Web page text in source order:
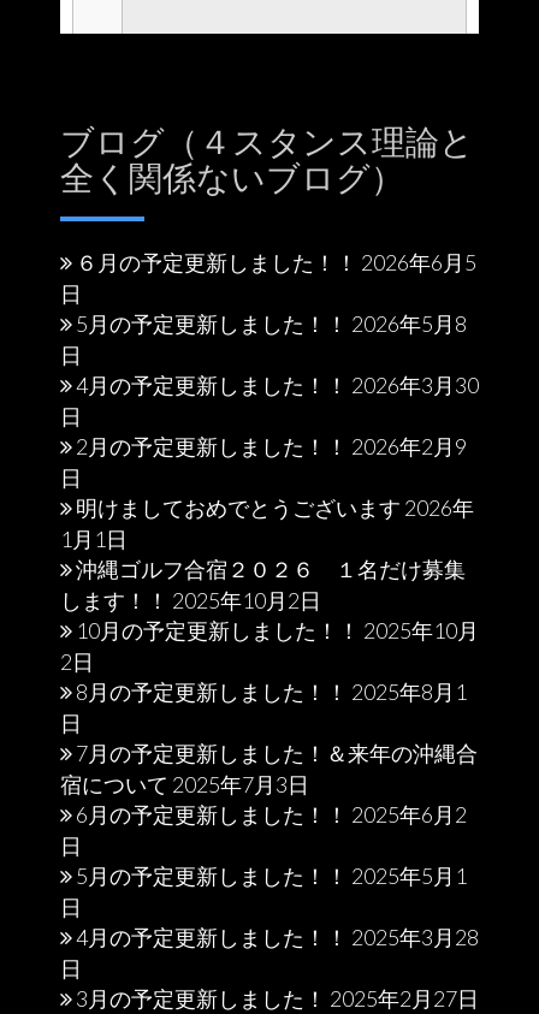
ブログ（４スタンス理論と
全く関係ないブログ）
６月の予定更新しました！！ 2026年6月5
日
5月の予定更新しました！！ 2026年5月8
日
4月の予定更新しました！！ 2026年3月30
日
2月の予定更新しました！！ 2026年2月9
日
明けましておめでとうございます 2026年
1月1日
沖縄ゴルフ合宿２０２６ １名だけ募集
します！！ 2025年10月2日
10月の予定更新しました！！ 2025年10月
2日
8月の予定更新しました！！ 2025年8月1
日
7月の予定更新しました！＆来年の沖縄合
宿について 2025年7月3日
6月の予定更新しました！！ 2025年6月2
日
5月の予定更新しました！！ 2025年5月1
日
4月の予定更新しました！！ 2025年3月28
日
3月の予定更新しました！ 2025年2月27日